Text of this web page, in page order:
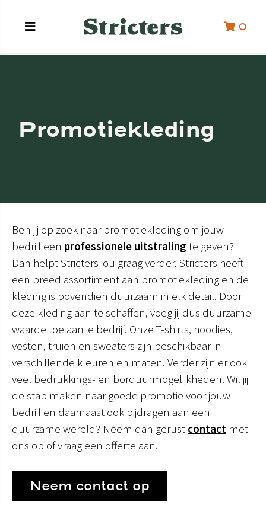
0
Promotiekleding
Ben jij op zoek naar promotiekleding om jouw
bedrijf een professionele uitstraling te geven?
Dan helpt Stricters jou graag verder. Stricters heeft
een breed assortiment aan promotiekleding en de
kleding is bovendien duurzaam in elk detail. Door
deze kleding aan te schaffen, voeg jij dus duurzame
waarde toe aan je bedrijf. Onze T-shirts, hoodies,
vesten, truien en sweaters zijn beschikbaar in
verschillende kleuren en maten. Verder zijn er ook
veel bedrukkings- en borduurmogelijkheden. Wil jij
de stap maken naar goede promotie voor jouw
bedrijf en daarnaast ook bijdragen aan een
duurzame wereld? Neem dan gerust contact met
ons op of vraag een offerte aan.
Neem contact op